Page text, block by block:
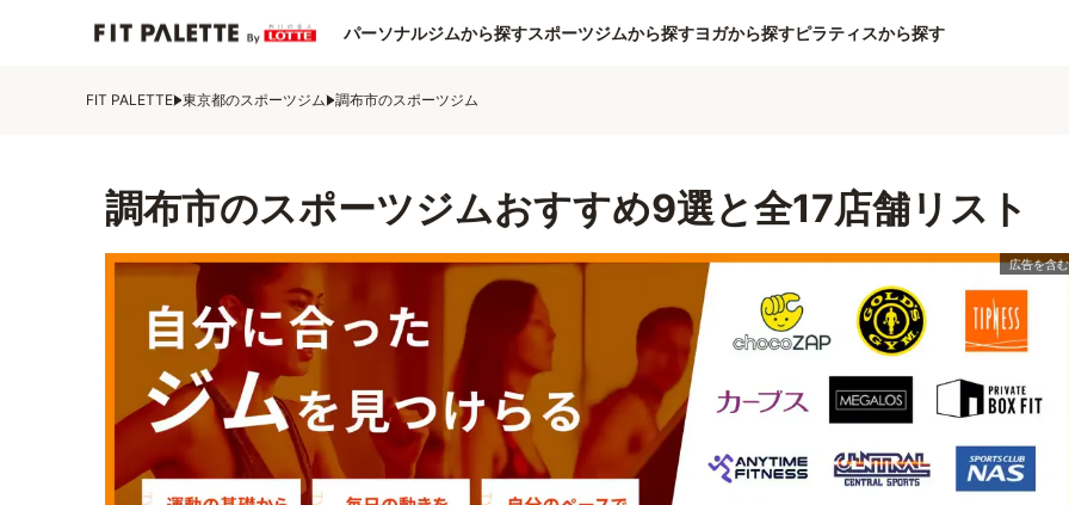
パーソナルジムから探すスポーツジムから探すヨガから探すピラティスから探す
FIT PALETTE 東京都のスポーツジム 調布市のスポーツジム
調布市のスポーツジムおすすめ9選と全17店舗リスト